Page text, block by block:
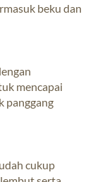
beku dan
mencapai
panggang
cukup